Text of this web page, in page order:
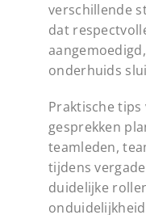
verschillende
dat
onderhuids
Praktische tips
gesprekken
teamleden,
tijdens
duidelijke